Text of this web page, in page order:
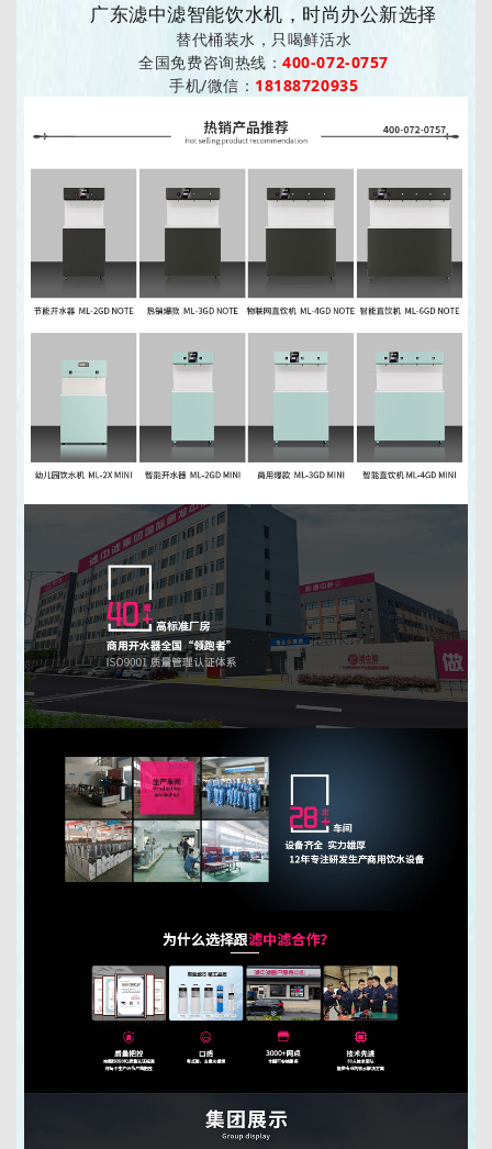
广东滤中滤智能饮水机，时尚办公新选择
替代桶装水，只喝鲜活水
全国免费咨询热线：400-072-0757
手机/微信： 18188720935